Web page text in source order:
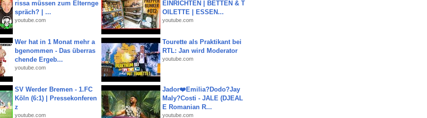
rissa müssen zum Elternge
spräch? | ...
youtube.com
EINRICHTEN | BETTEN & T
OILETTE | ESSEN...
youtube.com
Wer hat in 1 Monat mehr a
bgenommen - Das überras
chende Ergeb...
youtube.com
Tourette als Praktikant bei
RTL: Jan wird Moderator
youtube.com
SV Werder Bremen - 1.FC
Köln (6:1) | Pressekonferen
z
youtube.com
Jador❤️Emilia?Dodo?Jay
Maly?Costi - JALE (DJEAL
E Romanian R...
youtube.com